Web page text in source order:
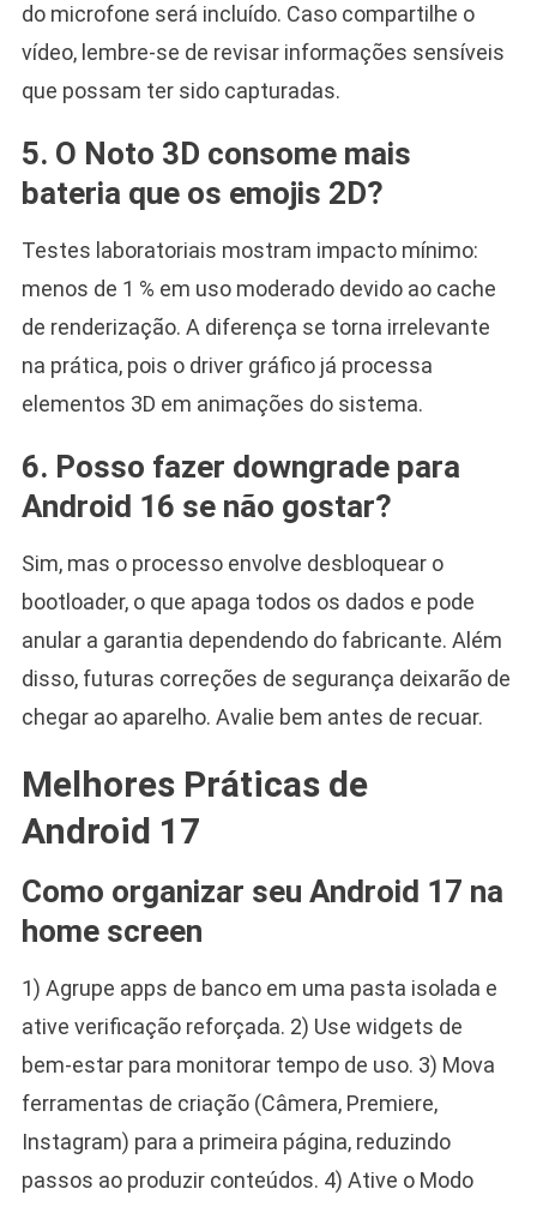
do microfone será incluído. Caso compartilhe o
vídeo, lembre-se de revisar informações sensíveis
que possam ter sido capturadas.
5. O Noto 3D consome mais
bateria que os emojis 2D?
Testes laboratoriais mostram impacto mínimo:
menos de 1 % em uso moderado devido ao cache
de renderização. A diferença se torna irrelevante
na prática, pois o driver gráfico já processa
elementos 3D em animações do sistema.
6. Posso fazer downgrade para
Android 16 se não gostar?
Sim, mas o processo envolve desbloquear o
bootloader, o que apaga todos os dados e pode
anular a garantia dependendo do fabricante. Além
disso, futuras correções de segurança deixarão de
chegar ao aparelho. Avalie bem antes de recuar.
Melhores Práticas de
Android 17
Como organizar seu Android 17 na
home screen
1) Agrupe apps de banco em uma pasta isolada e
ative verificação reforçada. 2) Use widgets de
bem-estar para monitorar tempo de uso. 3) Mova
ferramentas de criação (Câmera, Premiere,
Instagram) para a primeira página, reduzindo
passos ao produzir conteúdos. 4) Ative o Modo